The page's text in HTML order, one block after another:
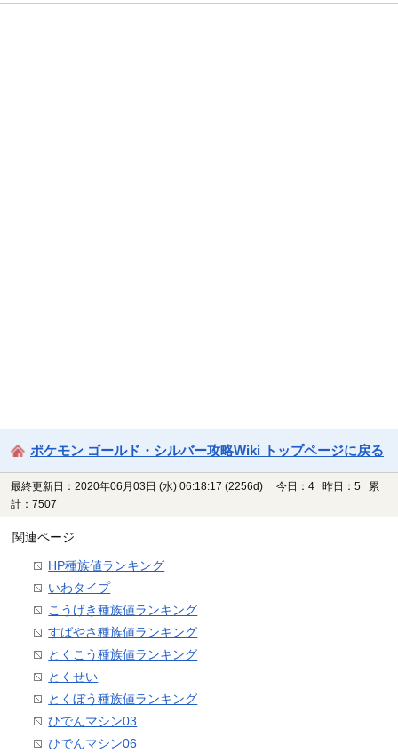
ポケモン ゴールド・シルバー攻略Wiki トップページに戻る
最終更新日：2020年06月03日 (水) 06:18:17 (2256d)
今日：4 昨日：5 累
計：7507
関連ページ
HP種族値ランキング
いわタイプ
こうげき種族値ランキング
すばやさ種族値ランキング
とくこう種族値ランキング
とくせい
とくぼう種族値ランキング
ひでんマシン03
ひでんマシン06